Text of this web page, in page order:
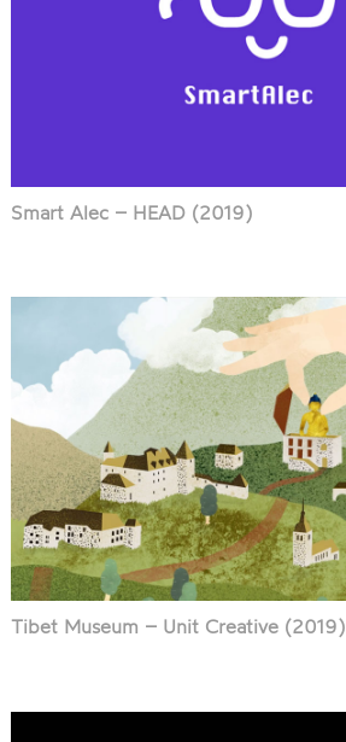
Smart Alec – HEAD (2019)
Tibet Museum – Unit Creative (2019)